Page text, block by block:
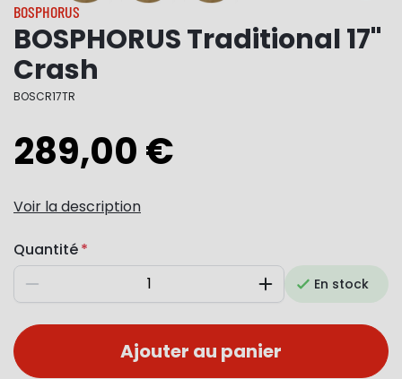
BOSPHORUS
BOSPHORUS Traditional 17"
Crash
BOSCR17TR
289,00 €
Voir la description
Quantité
Diminuer AugmenterEn stock
Ajouter au panier